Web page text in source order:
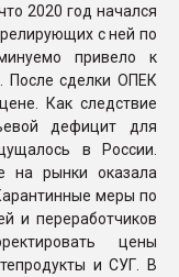
2020 год начался
с ней по
привело к
сделки ОПЕК
Как следствие
дефицит для
в России.
на рынки оказала
меры по
и переработчиков
цены
и СУГ. В